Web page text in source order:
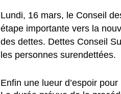
Lundi, 16 mars, le Conseil
étape importante vers la
des dettes. Dettes Conseil
les personnes surendettées.
Enfin une lueur d’espoir